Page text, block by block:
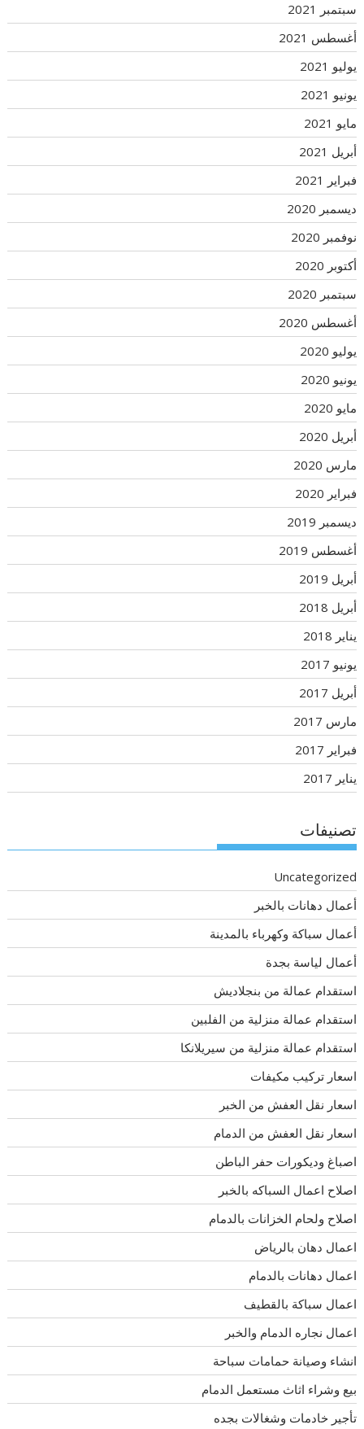
سبتمبر 2021
أغسطس 2021
يوليو 2021
يونيو 2021
مايو 2021
أبريل 2021
فبراير 2021
ديسمبر 2020
نوفمبر 2020
أكتوبر 2020
سبتمبر 2020
أغسطس 2020
يوليو 2020
يونيو 2020
مايو 2020
أبريل 2020
مارس 2020
فبراير 2020
ديسمبر 2019
أغسطس 2019
أبريل 2019
أبريل 2018
يناير 2018
يونيو 2017
أبريل 2017
مارس 2017
فبراير 2017
يناير 2017
تصنيفات
Uncategorized
أعمال دهانات بالخبر
أعمال سباكة وكهرباء بالمدينة
أعمال لياسة بجدة
استقدام عمالة من بنجلاديش
استقدام عمالة منزلية من الفلبين
استقدام عمالة منزلية من سيريلانكا
اسعار تركيب مكيفات
اسعار نقل العفش من الخبر
اسعار نقل العفش من الدمام
اصباغ وديكورات حفر الباطن
اصلاح اعمال السباكه بالخبر
اصلاح ولحام الخزانات بالدمام
اعمال دهان بالرياض
اعمال دهانات بالدمام
اعمال سباكة بالقطيف
اعمال نجاره الدمام والخبر
انشاء وصيانة حمامات سباحة
بيع وشراء اثاث مستعمل الدمام
تأجير خادمات وشغالات بجده